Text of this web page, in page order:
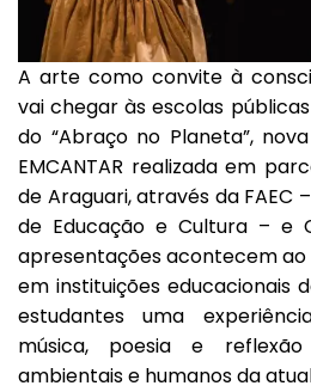
A arte como convite à
vai chegar às escolas
do “Abraço no Planeta”,
EMCANTAR realizada em
de Araguari, através da FAEC
de Educação e Cultura – e
apresentações acontecem ao
em instituições educacionais
estudantes uma
música, poesia e
ambientais e humanos da